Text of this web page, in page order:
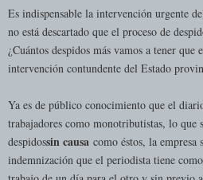
Es indispensable la intervención urgente
no está descartado que el proceso de
¿Cuántos despidos más vamos a tener que
intervención contundente del Estado
Ya es de público conocimiento que el
trabajadores como monotributistas, lo que
despidossin causa como éstos, la empresa
indemnización que el periodista tiene